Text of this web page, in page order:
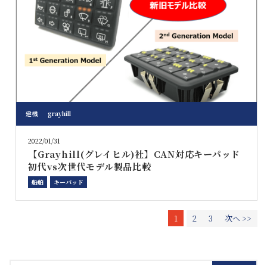
建機 grayhill
2022/01/31
【Grayhill(グレイヒル)社】CAN対応キーパッド
初代vs次世代モデル製品比較
船舶 キーパッド
1 2 3 次へ >>